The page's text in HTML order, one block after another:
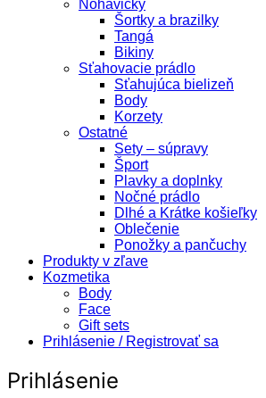
Nohavičky
Šortky a brazilky
Tangá
Bikiny
Sťahovacie prádlo
Sťahujúca bielizeň
Body
Korzety
Ostatné
Sety – súpravy
Šport
Plavky a doplnky
Nočné prádlo
Dlhé a Krátke košieľky
Oblečenie
Ponožky a pančuchy
Produkty v zľave
Kozmetika
Body
Face
Gift sets
Prihlásenie / Registrovať sa
Prihlásenie